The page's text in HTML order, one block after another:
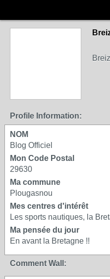
Profile Information:
NOM
Blog Officiel
Mon Code Postal
29630
Ma commune
Plougasnou
Mes centres d'intérêt
Les sports nautiques, la
Ma pensée du jour
En avant la Bretagne !!
Comment Wall: